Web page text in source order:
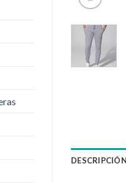
DESCRIPCIÓN